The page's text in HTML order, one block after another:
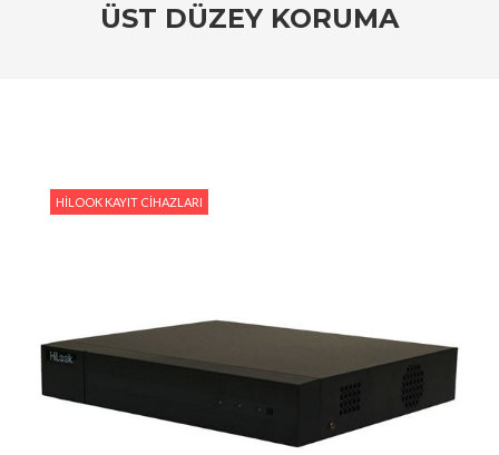
#Ev Güvenliği İçin Ekonomik HiLook Çözümleri
ÜST DÜZEY KORUMA
HILOOK KAYIT CIHAZLARI